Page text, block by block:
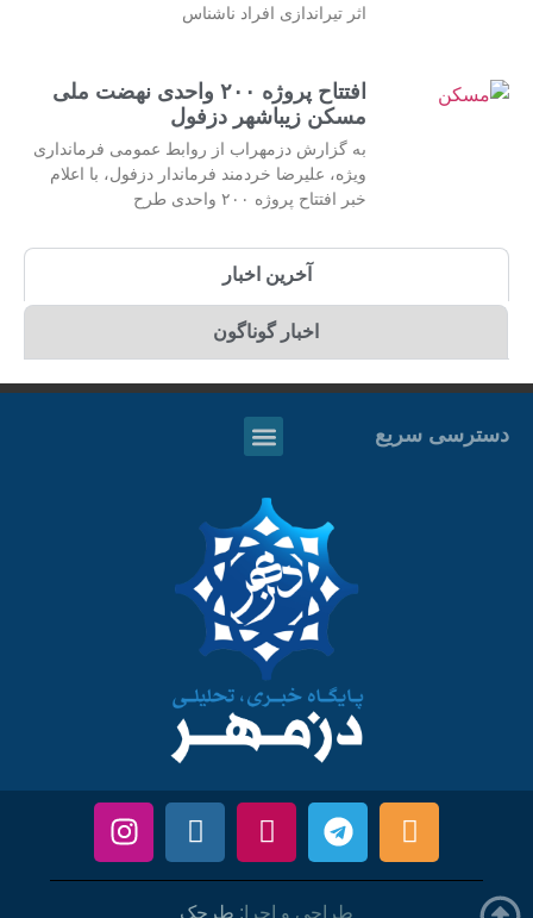
اثر تیراندازی افراد ناشناس
افتتاح پروژه ۲۰۰ واحدی نهضت ملی
مسکن زیباشهر دزفول
به گزارش دزمهراب از روابط عمومی فرمانداری
ویژه، علیرضا خردمند فرماندار دزفول، با اعلام
خبر افتتاح پروژه ۲۰۰ واحدی طرح
آخرین اخبار
اخبار گوناگون
دسترسی سریع
طراحی و اجرا: طرحک